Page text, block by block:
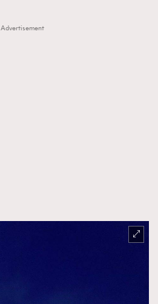
Advertisement